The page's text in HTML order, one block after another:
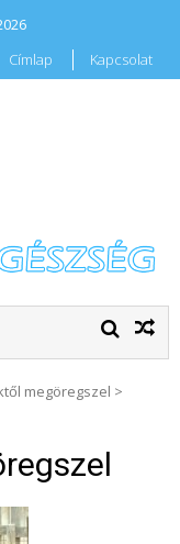
Címlap
Kapcsolat
megöregszel >